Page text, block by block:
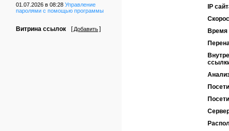
01.07.2026 в 08:28 Управление
паролями с помощью программы
Витрина ссылок [ Добавить]
IP
Время